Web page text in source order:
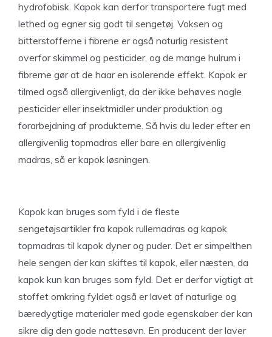
hydrofobisk. Kapok kan derfor transportere fugt med
lethed og egner sig godt til sengetøj. Voksen og
bitterstofferne i fibrene er også naturlig resistent
overfor skimmel og pesticider, og de mange hulrum i
fibrerne gør at de haar en isolerende effekt. Kapok er
tilmed også allergivenligt, da der ikke behøves nogle
pesticider eller insektmidler under produktion og
forarbejdning af produkterne. Så hvis du leder efter en
allergivenlig topmadras eller bare en allergivenlig
madras, så er kapok løsningen.
Kapok kan bruges som fyld i de fleste
sengetøjsartikler fra kapok rullemadras og kapok
topmadras til kapok dyner og puder. Det er simpelthen
hele sengen der kan skiftes til kapok, eller næsten, da
kapok kun kan bruges som fyld. Det er derfor vigtigt at
stoffet omkring fyldet også er lavet af naturlige og
bæredygtige materialer med gode egenskaber der kan
sikre dig den gode nattesøvn. En producent der laver